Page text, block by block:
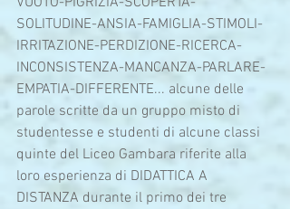
SOLITUDINE-ANSIA-FAMIGLIA-STIMOLI-
IRRITAZIONE-PERDIZIONE-RICERCA-
INCONSISTENZA-MANCANZA-PARLARE-
EMPATIA-DIFFERENTE... alcune delle
parole scritte da un gruppo misto di
studentesse e studenti di alcune classi
quinte del Liceo Gambara riferite alla
loro esperienza di DIDATTICA A
DISTANZA durante il primo dei tre